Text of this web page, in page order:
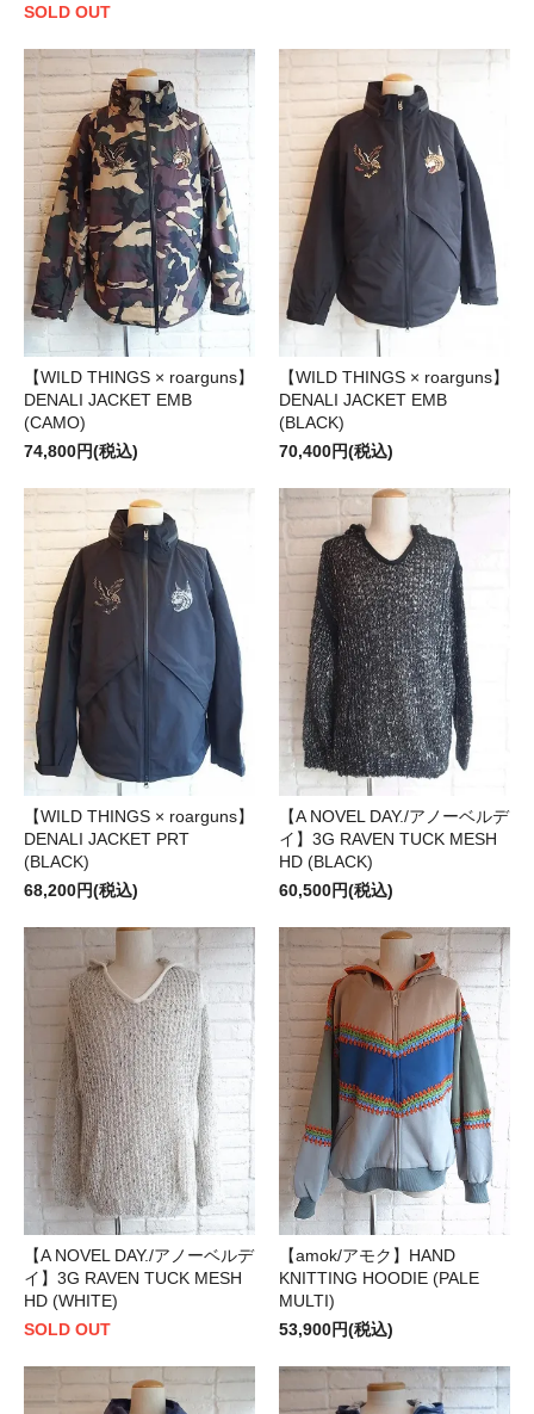
SOLD OUT
【WILD THINGS × roarguns】
DENALI JACKET EMB
(CAMO)
74,800円(税込)
【WILD THINGS × roarguns】
DENALI JACKET EMB
(BLACK)
70,400円(税込)
【WILD THINGS × roarguns】
DENALI JACKET PRT
(BLACK)
68,200円(税込)
【A NOVEL DAY./アノーベルデ
イ】3G RAVEN TUCK MESH
HD (BLACK)
60,500円(税込)
【A NOVEL DAY./アノーベルデ
イ】3G RAVEN TUCK MESH
HD (WHITE)
SOLD OUT
【amok/アモク】HAND
KNITTING HOODIE (PALE
MULTI)
53,900円(税込)